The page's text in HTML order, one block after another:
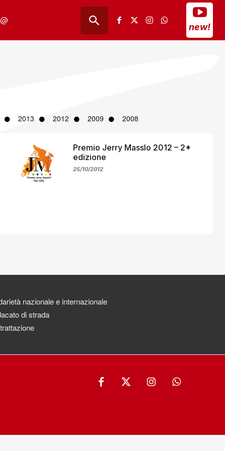
@
new!
2013 2012 2009 2008
Premio Jerry Masslo 2012 – 2*
edizione
25/10/2012
nazionale e internazionale
di strada